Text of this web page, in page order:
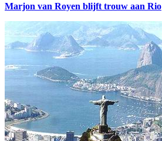
Marjon van Royen blijft trouw aan Rio